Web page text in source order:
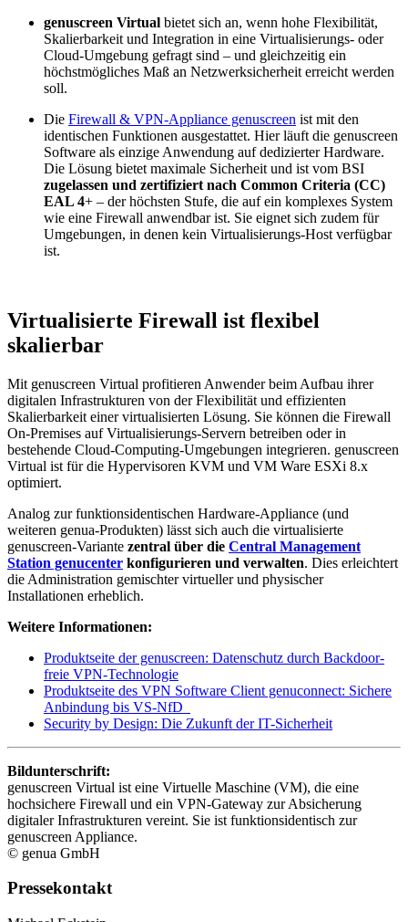
genuscreen Virtual bietet sich an, wenn hohe Flexibilität,
Skalierbarkeit und Integration in eine Virtualisierungs- oder
Cloud-Umgebung gefragt sind – und gleichzeitig ein
höchstmögliches Maß an Netzwerksicherheit erreicht werden
soll.
Die Firewall & VPN-Appliance genuscreen ist mit den
identischen Funktionen ausgestattet. Hier läuft die genuscreen
Software als einzige Anwendung auf dedizierter Hardware.
Die Lösung bietet maximale Sicherheit und ist vom BSI
zugelassen und zertifiziert nach Common Criteria (CC)
EAL 4+ – der höchsten Stufe, die auf ein komplexes System
wie eine Firewall anwendbar ist. Sie eignet sich zudem für
Umgebungen, in denen kein Virtualisierungs-Host verfügbar
ist.
Virtualisierte Firewall ist flexibel
skalierbar
Mit genuscreen Virtual profitieren Anwender beim Aufbau ihrer
digitalen Infrastrukturen von der Flexibilität und effizienten
Skalierbarkeit einer virtualisierten Lösung. Sie können die Firewall
On-Premises auf Virtualisierungs-Servern betreiben oder in
bestehende Cloud-Computing-Umgebungen integrieren. genuscreen
Virtual ist für die Hypervisoren KVM und VM Ware ESXi 8.x
optimiert.
Analog zur funktionsidentischen Hardware-Appliance (und
weiteren genua-Produkten) lässt sich auch die virtualisierte
genuscreen-Variante zentral über die Central Management
Station genucenter konfigurieren und verwalten. Dies erleichtert
die Administration gemischter virtueller und physischer
Installationen erheblich.
Weitere Informationen:
Produktseite der genuscreen: Datenschutz durch Backdoor-
freie VPN-Technologie
Produktseite des VPN Software Client genuconnect: Sichere
Anbindung bis VS-NfD
Security by Design: Die Zukunft der IT-Sicherheit
Bildunterschrift:
genuscreen Virtual ist eine Virtuelle Maschine (VM), die eine
hochsichere Firewall und ein VPN-Gateway zur Absicherung
digitaler Infrastrukturen vereint. Sie ist funktionsidentisch zur
genuscreen Appliance.
© genua GmbH
Pressekontakt